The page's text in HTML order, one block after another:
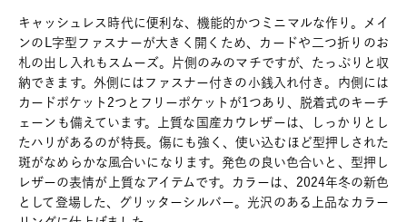
キャッシュレス時代に便利な、機能的かつミニマルな作り。メイ
ンのL字型ファスナーが大きく開くため、カードや二つ折りのお
札の出し入れもスムーズ。片側のみのマチですが、たっぷりと収
納できます。外側にはファスナー付きの小銭入れ付き。内側には
カードポケット2つとフリーポケットが1つあり、脱着式のキーチ
ェーンも備えています。上質な国産カウレザーは、しっかりとし
たハリがあるのが特長。傷にも強く、使い込むほど型押しされた
斑がなめらかな風合いになります。発色の良い色合いと、型押し
レザーの表情が上質なアイテムです。カラーは、2024年冬の新色
として登場した、グリッターシルバー。光沢のある上品なカラー